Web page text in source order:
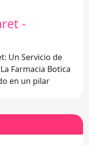
-
Un Servicio de
en un pilar